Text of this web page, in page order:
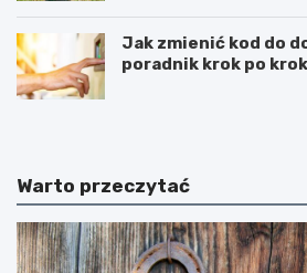
Jak zmienić kod do
poradnik krok po
Warto przeczytać